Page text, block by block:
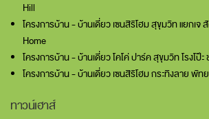
Hill
โครงการบ้าน - บ้านเดี่ยว เซนสิริโฮม สุขุมวิท แยกเจ
Home
โครงการบ้าน - บ้านเดี่ยว โคโค่ ปาร์ค สุขุมวิท โรงโป๊
โครงการบ้าน - บ้านเดี่ยว เซนสิริโฮม กระทิงลาย พัท
ทาวน์เฮาส์